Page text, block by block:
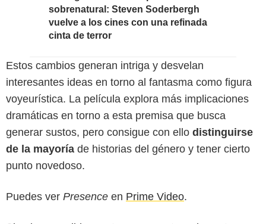
sobrenatural: Steven Soderbergh
vuelve a los cines con una refinada
cinta de terror
Estos cambios generan intriga y desvelan
interesantes ideas en torno al fantasma como figura
voyeurística. La película explora más implicaciones
dramáticas en torno a esta premisa que busca
generar sustos, pero consigue con ello distinguirse
de la mayoría de historias del género y tener cierto
punto novedoso.
Puedes ver Presence en Prime Video.